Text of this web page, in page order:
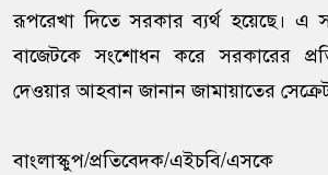
রূপরেখা দিতে সরকার ব্যর্থ হয়েছে। এ
বাজেটকে সংশোধন করে সরকারের
দেওয়ার আহবান জানান জামায়াতের
বাংলাস্কুপ/প্রতিবেদক/এইচবি/এসকে